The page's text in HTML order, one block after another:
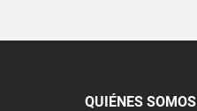
QUIÉNES SOMOS